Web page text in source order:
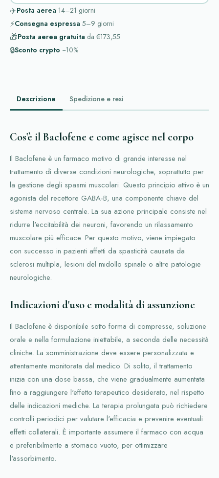
✈️Posta aerea 14–21 giorni
⚡Consegna espressa 5–9 giorni
🎁Posta aerea gratuita da €173,55
🔒Sconto crypto −10%
Descrizione Spedizione e resi
Cos'è il Baclofene e come agisce nel corpo
Il Baclofene è un farmaco motivo di grande interesse nel
trattamento di diverse condizioni neurologiche, soprattutto per
la gestione degli spasmi muscolari. Questo principio attivo è un
agonista del recettore GABA-B, una componente chiave del
sistema nervoso centrale. La sua azione principale consiste nel
ridurre l'eccitabilità dei neuroni, favorendo un rilassamento
muscolare più efficace. Per questo motivo, viene impiegato
con successo in pazienti affetti da spasticità causata da
sclerosi multipla, lesioni del midollo spinale o altre patologie
neurologiche.
Indicazioni d'uso e modalità di assunzione
Il Baclofene è disponibile sotto forma di compresse, soluzione
orale e nella formulazione iniettabile, a seconda delle necessità
cliniche. La somministrazione deve essere personalizzata e
attentamente monitorata dal medico. Di solito, il trattamento
inizia con una dose bassa, che viene gradualmente aumentata
fino a raggiungere l'effetto terapeutico desiderato, nel rispetto
delle indicazioni mediche. La terapia prolungata può richiedere
controlli periodici per valutare l'efficacia e prevenire eventuali
effetti collaterali. È importante assumere il farmaco con acqua
e preferibilmente a stomaco vuoto, per ottimizzare
l'assorbimento.